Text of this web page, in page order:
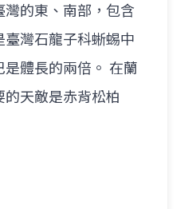
灣的東、南部，包含
臺灣石龍子科蜥蜴中
體長的兩倍。 在蘭
天敵是赤背松柏